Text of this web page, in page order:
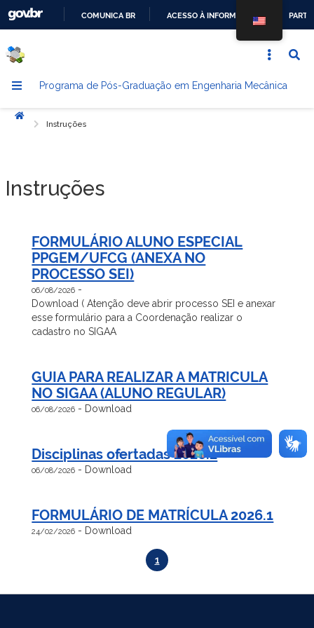
CONTEÚDO
COMUNICA BR ACESSO À INFORMAÇÃO
Programa de Pós-Graduação em Engenharia Mecânica
Início
Instruções
Instruções
FORMULÁRIO ALUNO ESPECIAL
PPGEM/UFCG (ANEXA NO
PROCESSO SEI)
06/08/2026 -
Download ( Atenção deve abrir processo SEI e anexar
esse formulário para a Coordenação realizar o
cadastro no SIGAA
GUIA PARA REALIZAR A MATRICULA
NO SIGAA (ALUNO REGULAR)
06/08/2026 - Download
Disciplinas ofertadas 2026.2
06/08/2026 - Download
FORMULÁRIO DE MATRÍCULA 2026.1
24/02/2026 - Download
1